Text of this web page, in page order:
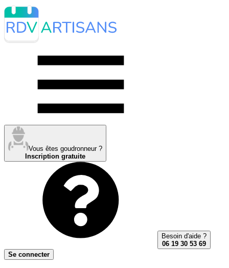
Vous êtes goudronneur ?
Inscription gratuite
Besoin d'aide ?
06 19 30 53 69
Se connecter